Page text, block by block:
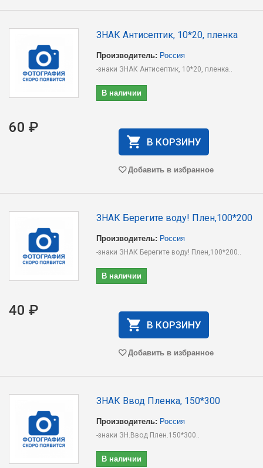
ЗНАК Антисептик, 10*20, пленка
Производитель: Россия
-знаки ЗНАК Антисептик, 10*20, пленка..
В наличии
60 ₽
В КОРЗИНУ
Добавить в избранное
ЗНАК Берегите воду! Плен,100*200
Производитель: Россия
-знаки ЗНАК Берегите воду! Плен,100*200..
В наличии
40 ₽
В КОРЗИНУ
Добавить в избранное
ЗНАК Ввод Пленка, 150*300
Производитель: Россия
-знаки ЗН.Ввод Плен.150*300..
В наличии